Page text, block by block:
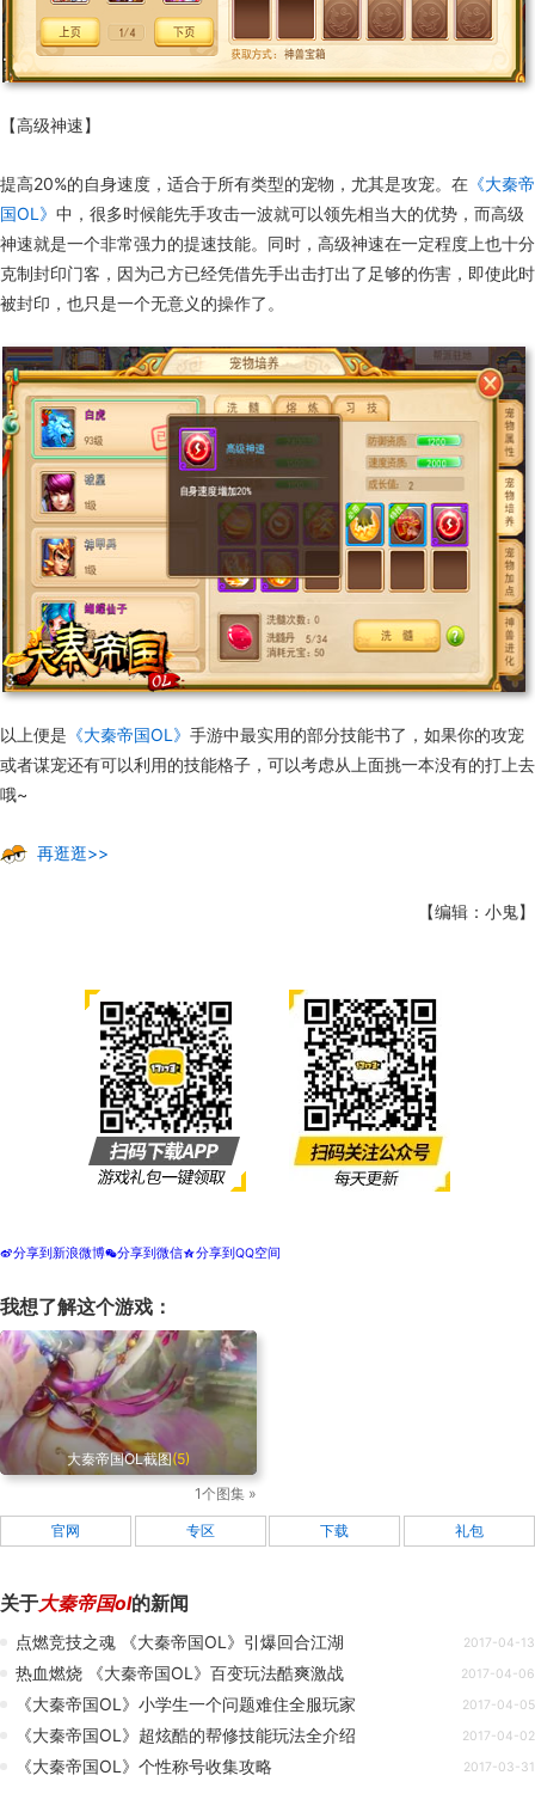
【高级神速】
提高20%的自身速度，适合于所有类型的宠物，尤其是攻宠。在 《大秦帝
国OL》 中，很多时候能先手攻击一波就可以领先相当大的优势，而高级
神速就是一个非常强力的提速技能。同时，高级神速在一定程度上也十分
克制封印门客，因为己方已经凭借先手出击打出了足够的伤害，即使此时
被封印，也只是一个无意义的操作了。
以上便是 《大秦帝国OL》 手游中最实用的部分技能书了，如果你的攻宠
或者谋宠还有可以利用的技能格子，可以考虑从上面挑一本没有的打上去
哦~
再逛逛>>
【编辑：小鬼】
t分享到新浪微博w分享到微信z分享到QQ空间
我想了解这个游戏：
大秦帝国OL截图(5)
1个图集 »
官网 专区 下载 礼包
关于大秦帝国ol的新闻
点燃竞技之魂 《大秦帝国OL》引爆回合江湖 2017-04-13
热血燃烧 《大秦帝国OL》百变玩法酷爽激战 2017-04-06
《大秦帝国OL》小学生一个问题难住全服玩家 2017-04-05
《大秦帝国OL》超炫酷的帮修技能玩法全介绍 2017-04-02
《大秦帝国OL》个性称号收集攻略 2017-03-31